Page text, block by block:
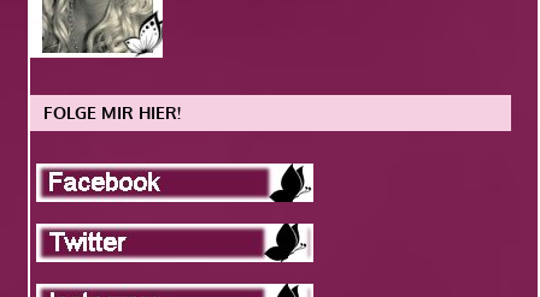
FOLGE MIR HIER!